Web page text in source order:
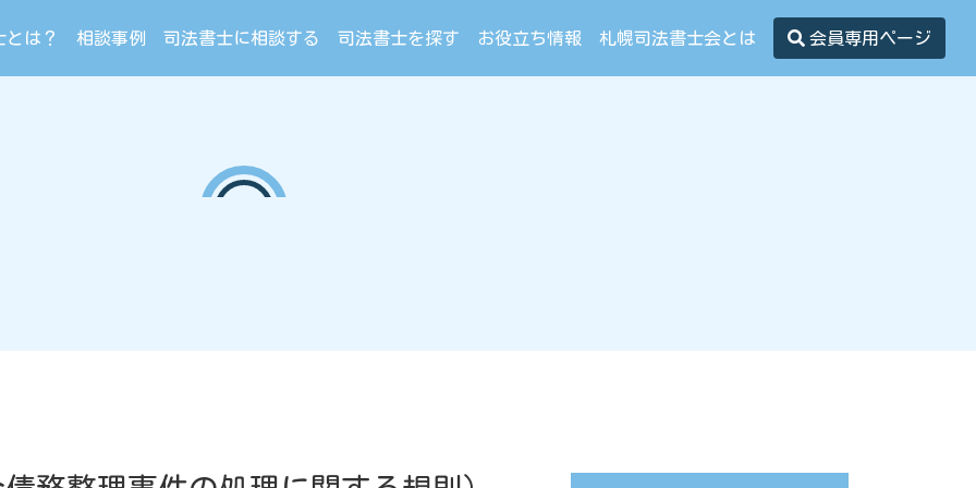
とは？ 相談事例 司法書士に相談する 司法書士を探す お役立ち情報 札幌司法書士会とは 会員専用ページ